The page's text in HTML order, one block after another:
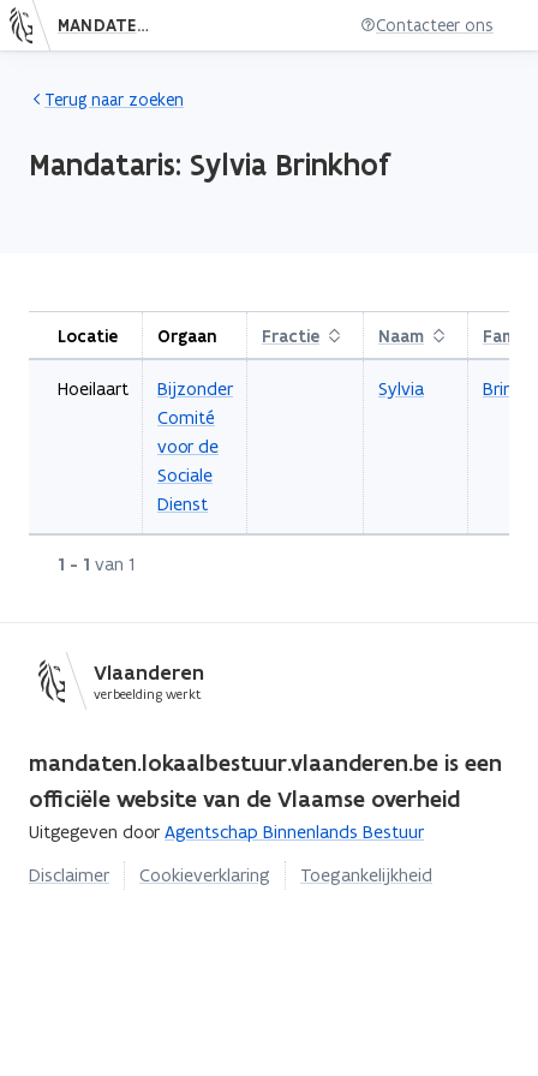
Nieuwe pagina: persoon.subject.index
MANDATENDATABANK Contacteer ons
Terug naar zoeken
Mandataris: Sylvia Brinkhof
Locatie Orgaan Fractie SorterenNaam Sorteren
Hoeilaart
Bijzonder
Comité
voor de
Sociale
Dienst
Sylvia
Rij
1 - 1 van 1
Vlaanderen
verbeelding werkt
mandaten.lokaalbestuur.vlaanderen.be is een
officiële website van de Vlaamse overheid
Uitgegeven door Agentschap Binnenlands Bestuur
Disclaimer
Cookieverklaring Toegankelijkheid